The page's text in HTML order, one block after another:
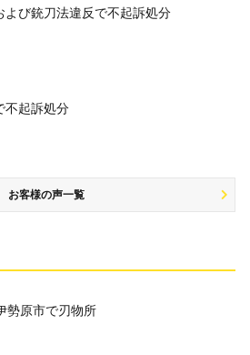
辱
よび銃刀法違反で不起訴処分
不起訴処分
お客様の声一覧
勢原市で刃物所